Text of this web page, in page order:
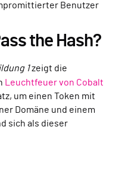
Benutzer
the Hash?
1zeigt die
Leuchtfeuer von Cobalt
um einen Token mit
Domäne und einem
sich als dieser